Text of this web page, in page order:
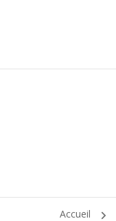
Accueil